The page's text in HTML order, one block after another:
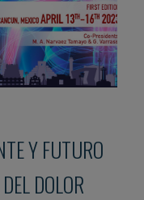
Y FUTURO
DOLOR